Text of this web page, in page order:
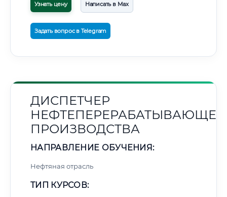
Узнать цену Написать в Max
Задать вопрос в Telegram
ДИСПЕТЧЕР
ПРОИЗВОДСТВА
НАПРАВЛЕНИЕ ОБУЧЕНИЯ:
Нефтяная отрасль
ТИП КУРСОВ: